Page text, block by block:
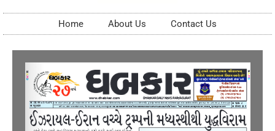
Home About Us Contact Us